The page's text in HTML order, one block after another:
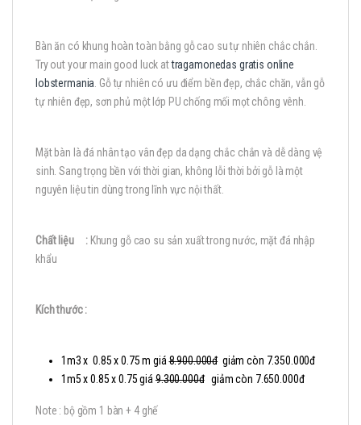
Bàn ăn có khung hoàn toàn bằng gỗ cao su tự nhiên chắc chắn.
Try out your main good luck attragamonedas gratis online
lobstermania . Gỗ tự nhiên có ưu điểm bền đẹp, chắc chăn, vẫn gỗ
tự nhiên đẹp, sơn phủ một lớp PU chống mối mọt chông vênh.
Mặt bàn là đá nhân tạo vân đẹp da dạng chắc chắn và dễ dàng vệ
sinh. Sang trọng bền với thời gian, không lỗi thời bởi gỗ là một
nguyên liệu tin dùng trong lĩnh vực nội thất.
Chất liệu : Khung gỗ cao su sản xuất trong nước, mặt đá nhập
khẩu
Kích thước :
1m3 x 0.85 x 0.75 m giá8.900.000đgiảm còn 7.350.000đ
1m5 x 0.85 x 0.75 giá 9.300.000đgiảm còn 7.650.000đ
Note : bộ gồm 1 bàn + 4 ghế